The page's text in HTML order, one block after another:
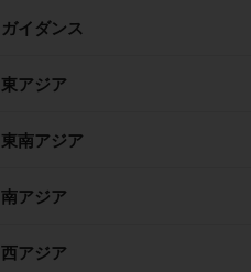
ガイダンス
東アジア
東南アジア
南アジア
西アジア